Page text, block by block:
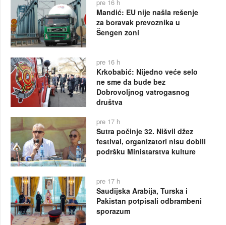
pre 16 h
Mandić: EU nije našla rešenje
za boravak prevoznika u
Šengen zoni
pre 16 h
Krkobabić: Nijedno veće selo
ne sme da bude bez
Dobrovoljnog vatrogasnog
društva
pre 17 h
Sutra počinje 32. Nišvil džez
festival, organizatori nisu dobili
podršku Ministarstva kulture
pre 17 h
Saudijska Arabija, Turska i
Pakistan potpisali odbrambeni
sporazum